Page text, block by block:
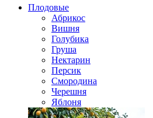
Плодовые
Абрикос
Вишня
Голубика
Груша
Нектарин
Персик
Смородина
Черешня
Яблоня